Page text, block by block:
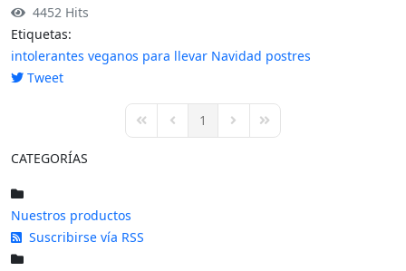
4452 Hits
Etiquetas:
intolerantes veganos para llevar Navidad postres
Tweet
First PagePrevious Page
1 Next PageLast Page
CATEGORÍAS
Nuestros productos
Suscribirse vía RSS